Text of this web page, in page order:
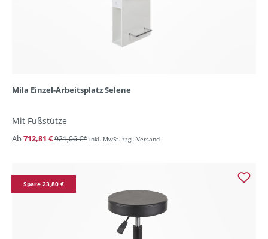
Mila Einzel-Arbeitsplatz Selene
Mit Fußstütze
Ab712,81 €921,06 €* inkl. MwSt. zzgl. Versand
Spare 23,80 €